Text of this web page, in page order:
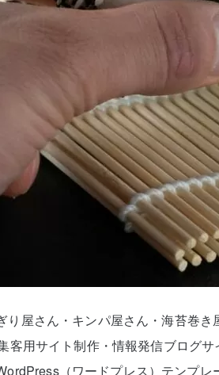
り屋さん・キンパ屋さん・海苔巻き
客用サイト制作・情報発信ブログサ
（ワードプレス）テンプレ